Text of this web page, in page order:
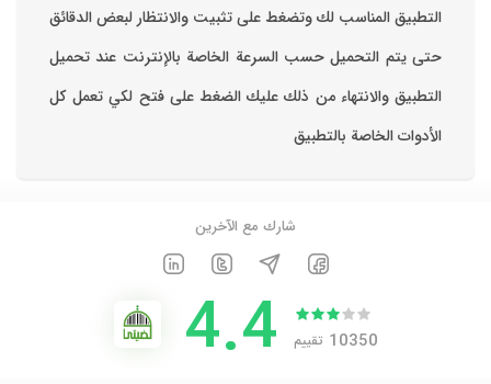
التطبيق المناسب لك وتضغط على تثبيت والانتظار لبعض الدقائق
حتى يتم التحميل حسب السرعة الخاصة بالإنترنت ‏عند تحميل
التطبيق والانتهاء من ذلك عليك الضغط على فتح لكي تعمل كل
الأدوات الخاصة بالتطبيق
شارك مع الآخرين
10350 تقييم 4.4